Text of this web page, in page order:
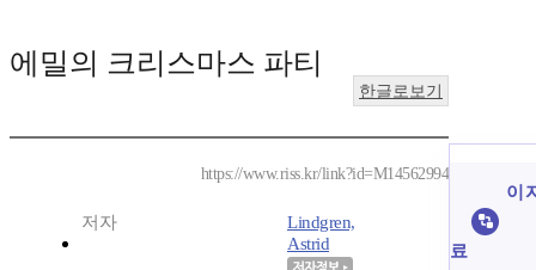
에밀의 크리스마스 파티
한글로보기
https://www.riss.kr/link?id=M14562994
저자
Lindgren,
Astrid
이
료